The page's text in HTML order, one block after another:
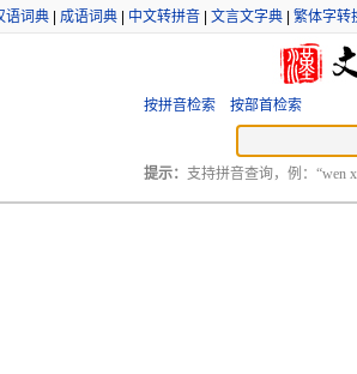
语词典 成语词典 中文转拼音 文言文字典 繁体字转
按拼音检索 按部首检索
提示： 支持拼音查询，例：“wen